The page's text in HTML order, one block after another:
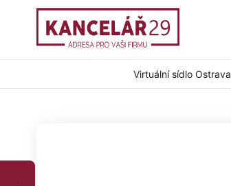
Virtuální sídlo Ostrava